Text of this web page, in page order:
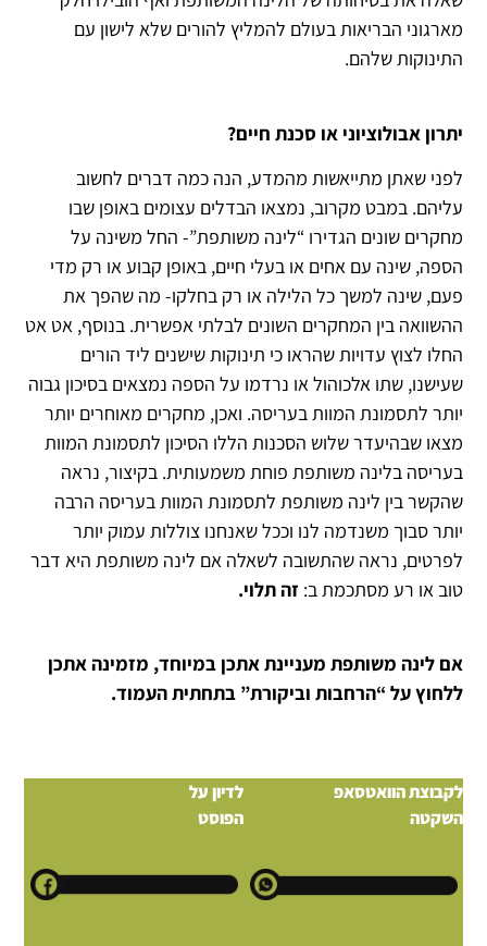
מארגוני הבריאות בעולם להמליץ להורים שלא לישון עם
התינוקות שלהם.
יתרון אבולוציוני או סכנת חיים?
לפני שאתן מתייאשות מהמדע, הנה כמה דברים לחשוב
עליהם. במבט מקרוב, נמצאו הבדלים עצומים באופן שבו
מחקרים שונים הגדירו “לינה משותפת”- החל משינה על
הספה, שינה עם אחים או בעלי חיים, באופן קבוע או רק מדי
פעם, שינה למשך כל הלילה או רק בחלקו- מה שהפך את
ההשוואה בין המחקרים השונים לבלתי אפשרית. בנוסף, אט אט
החלו לצוץ עדויות שהראו כי תינוקות שישנים ליד הורים
שעישנו, שתו אלכוהול או נרדמו על הספה נמצאים בסיכון גבוה
יותר לתסמונת המוות בעריסה. ואכן, מחקרים מאוחרים יותר
מצאו שבהיעדר שלוש הסכנות הללו הסיכון לתסמונת המוות
בעריסה בלינה משותפת פוחת משמעותית. בקיצור, נראה
שהקשר בין לינה משותפת לתסמונת המוות בעריסה הרבה
יותר סבוך משנדמה לנו וככל שאנחנו צוללות עמוק יותר
לפרטים, נראה שהתשובה לשאלה אם לינה משותפת היא דבר
טוב או רע מסתכמת ב: זה תלוי.
אם לינה משותפת מעניינת אתכן במיוחד, מזמינה אתכן
ללחוץ על “הרחבות וביקורת” בתחתית העמוד.
לדיון על
הפוסט
לקבוצת הוואטסאפ
השקטה